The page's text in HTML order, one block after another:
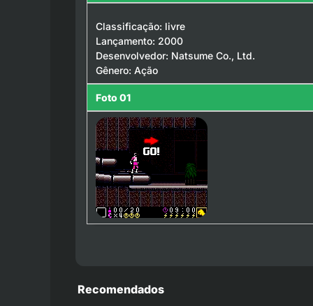
Classificação: livre
Lançamento: 2000
Desenvolvedor: Natsume Co., Ltd.
Gênero: Ação
Foto 01
Recomendados